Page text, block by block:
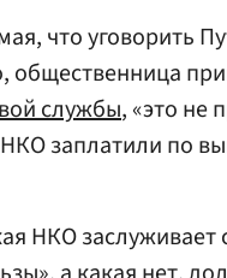
что уговорить
общественница
службы, «это не
заплатили по
НКО